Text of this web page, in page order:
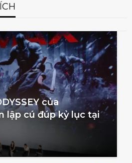
của
lập cú đúp kỷ lục tại